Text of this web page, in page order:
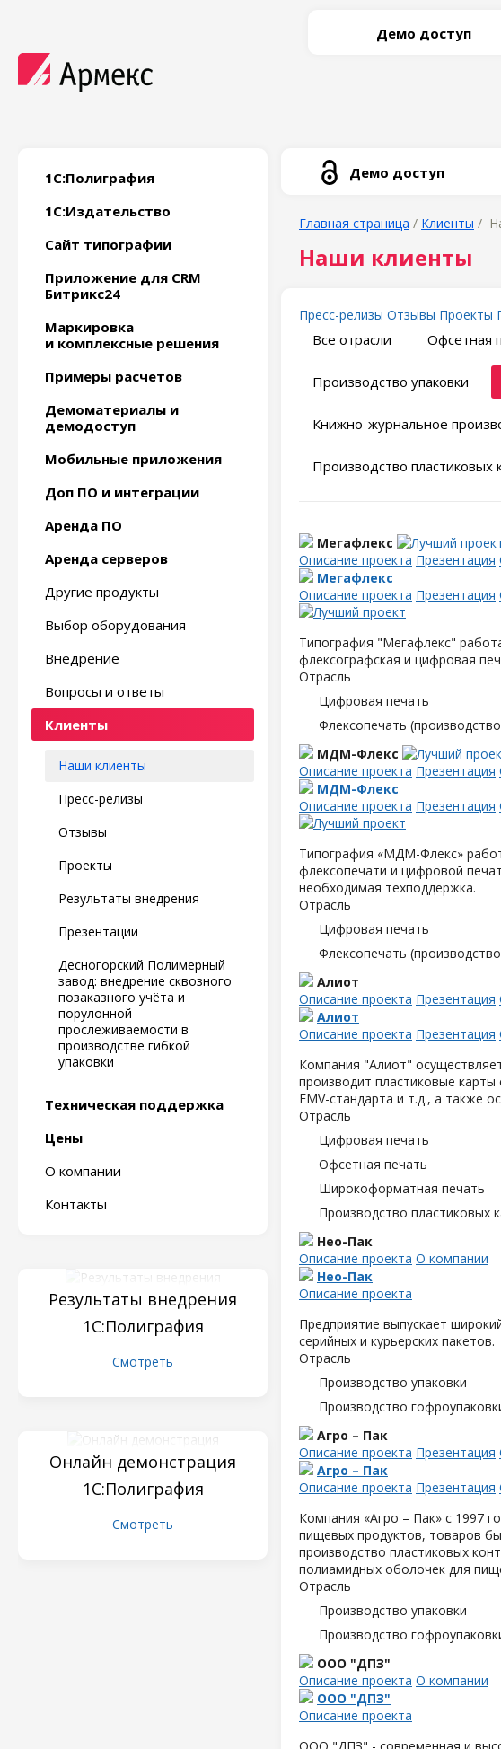
Демо доступ
1С:Полиграфия
1С:Издательство
Сайт типографии
Приложение для CRM
Битрикс24
Маркировка
и комплексные решения
Примеры расчетов
Демоматериалы и
демодоступ
Мобильные приложения
Доп ПО и интеграции
Аренда ПО
Аренда серверов
Другие продукты
Выбор оборудования
Внедрение
Вопросы и ответы
Клиенты
Наши клиенты
Пресс-релизы
Отзывы
Проекты
Результаты внедрения
Презентации
Десногорский Полимерный
завод: внедрение сквозного
позаказного учёта и
порулонной
прослеживаемости в
производстве гибкой
упаковки
Техническая поддержка
Цены
О компании
Контакты
Результаты внедрения
1С:Полиграфия
Смотреть
Онлайн демонстрация
1С:Полиграфия
Смотреть
Демо доступ
Главная страница / Клиенты /
Наши клиенты
Пресс-релизы Отзывы Проекты
Все отрасли Офсетная
Производство упаковки
Книжно-журнальное
Производство пластиковых
Мегафлекс
Описание проекта Презентация
Мегафлекс
Описание проекта Презентация
Типография "Мегафлекс"
флексографская и цифровая
Отрасль
Цифровая печать
Флексопечать
МДМ-Флекс
Описание проекта Презентация
МДМ-Флекс
Описание проекта Презентация
Типография «МДМ-Флекс»
флексопечати и цифровой
необходимая техподдержка.
Отрасль
Цифровая печать
Флексопечать
Алиот
Описание проекта Презентация
Алиот
Описание проекта Презентация
Компания "Алиот"
производит пластиковые
EMV-стандарта и т.д., а также
Отрасль
Цифровая печать
Офсетная печать
Широкоформатная печать
Производство пластиковых
Нео-Пак
Описание проекта О компании
Нео-Пак
Описание проекта
Предприятие выпускает
серийных и курьерских пакетов.
Отрасль
Производство упаковки
Производство
Агро – Пак
Описание проекта Презентация
Агро – Пак
Описание проекта Презентация
Компания «Агро – Пак» с 1997
пищевых продуктов, товаров
производство пластиковых
полиамидных оболочек для
Отрасль
Производство упаковки
Производство
ООО "ДПЗ"
Описание проекта О компании
ООО "ДПЗ"
Описание проекта